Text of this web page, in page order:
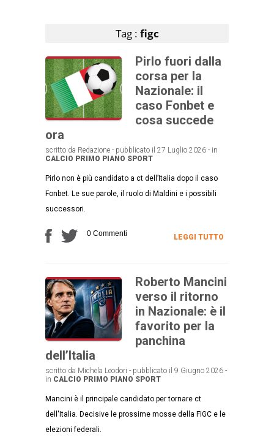
Tag : figc
Pirlo fuori dalla
corsa per la
Nazionale: il
caso Fonbet e
cosa succede
ora
scritto da Redazione - pubblicato il 27 Luglio 2026 - in
CALCIO PRIMO PIANO SPORT
Pirlo non è più candidato a ct dell’Italia dopo il caso
Fonbet. Le sue parole, il ruolo di Maldini e i possibili
successori.
0 Commenti LEGGI TUTTO
Roberto Mancini
verso il ritorno
in Nazionale: è il
favorito per la
panchina
dell’Italia
scritto da Michela Leodori - pubblicato il 9 Giugno 2026 -
in CALCIO PRIMO PIANO SPORT
Mancini è il principale candidato per tornare ct
dell'Italia. Decisive le prossime mosse della FIGC e le
elezioni federali.